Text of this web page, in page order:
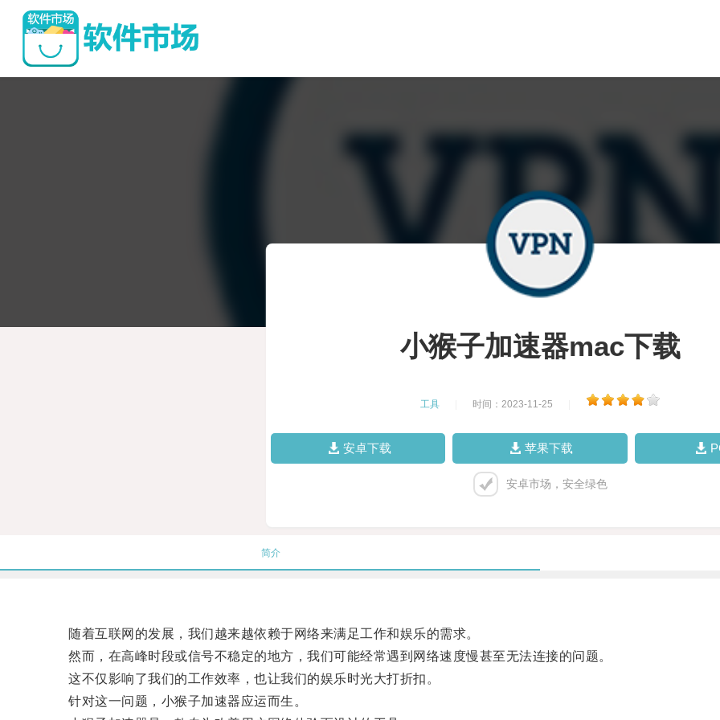
小猴子加速器mac下载
工具 时间：2023-11-25
安卓下载 苹果下载
安卓市场，安全绿色
简介
随着互联网的发展，我们越来越依赖于网络来满足工作和娱乐的需求。
然而，在高峰时段或信号不稳定的地方，我们可能经常遇到网络速度慢甚至无法连接的问题。
这不仅影响了我们的工作效率，也让我们的娱乐时光大打折扣。
针对这一问题，小猴子加速器应运而生。